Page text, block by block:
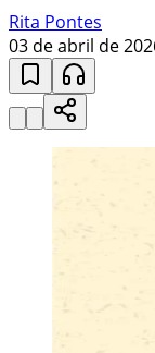
Rita Pontes
03 de abril de